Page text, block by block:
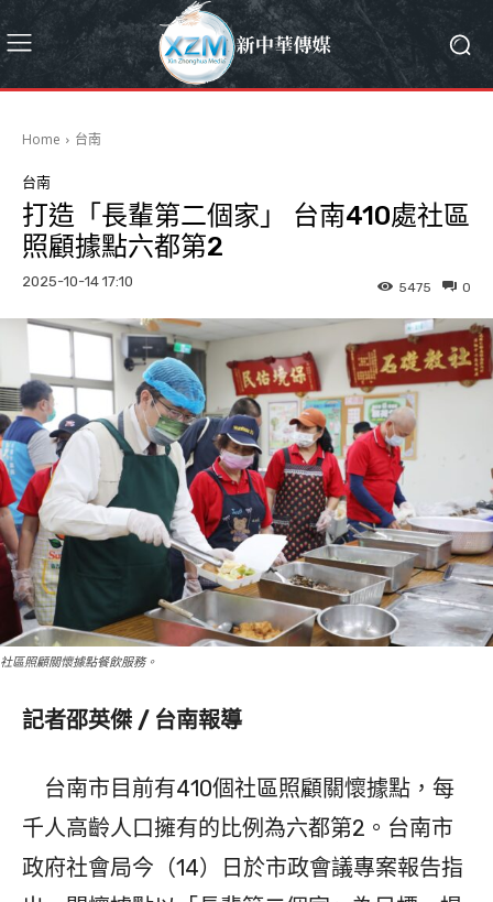
Home 台南
台南
打造「長輩第二個家」 台南410處社區
照顧據點六都第2
2025-10-14 17:10 0
5475
社區照顧關懷據點餐飲服務。
記者邵英傑 / 台南報導
台南市目前有410個社區照顧關懷據點，每
千人高齡人口擁有的比例為六都第2。台南市
政府社會局今（14）日於市政會議專案報告指